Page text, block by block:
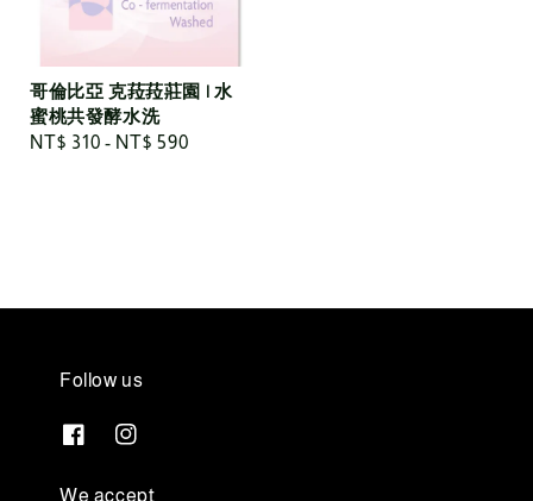
哥倫比亞 克菈菈莊園 | 水
蜜桃共發酵水洗
Regular
NT$ 310 - NT$ 590
Follow us
We accept